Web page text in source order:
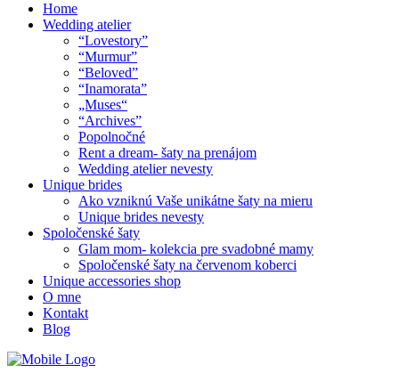
Home
Wedding atelier
“Lovestory”
“Murmur”
“Beloved”
“Inamorata”
„Muses“
“Archives”
Popolnočné
Rent a dream- šaty na prenájom
Wedding atelier nevesty
Unique brides
Ako vzniknú Vaše unikátne šaty na mieru
Unique brides nevesty
Spoločenské šaty
Glam mom- kolekcia pre svadobné mamy
Spoločenské šaty na červenom koberci
Unique accessories shop
O mne
Kontakt
Blog